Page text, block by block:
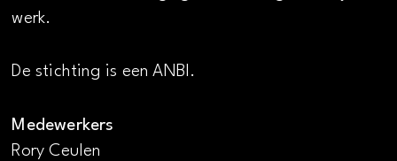
werk.
De stichting is een ANBI.
Medewerkers
Rory Ceulen